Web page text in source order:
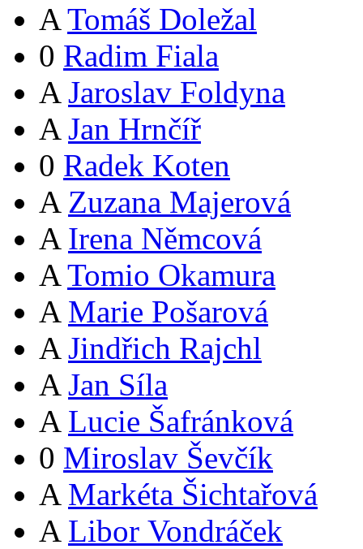
A Tomáš Doležal
0 Radim Fiala
A Jaroslav Foldyna
A Jan Hrnčíř
0 Radek Koten
A Zuzana Majerová
A Irena Němcová
A Tomio Okamura
A Marie Pošarová
A Jindřich Rajchl
A Jan Síla
A Lucie Šafránková
0 Miroslav Ševčík
A Markéta Šichtařová
A Libor Vondráček